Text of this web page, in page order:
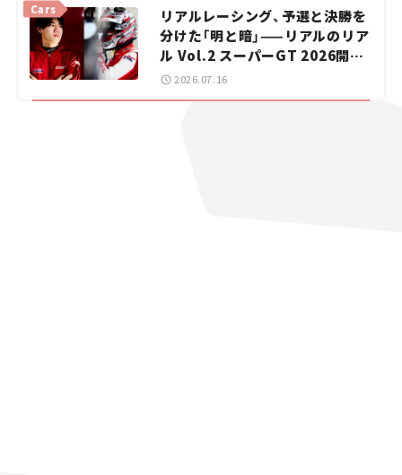
リアルレーシング、予選と決勝を
分けた「明と暗」——リアルのリア
ル Vol.2 スーパーGT 2026開幕
戦 岡山国際サーキット
Cars
2026.07.16